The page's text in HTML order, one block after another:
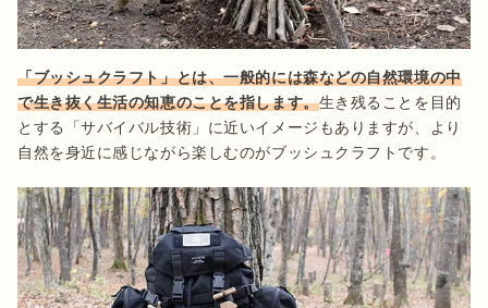
「ブッシュクラフト」とは、一般的には森などの自然環境の中
で生き抜く生活の知恵のことを指します。生き残ることを目的
とする「サバイバル技術」に近いイメージもありますが、より